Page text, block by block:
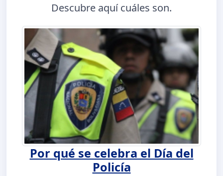
Descubre aquí cuáles son.
Por qué se celebra el Día del
Policía